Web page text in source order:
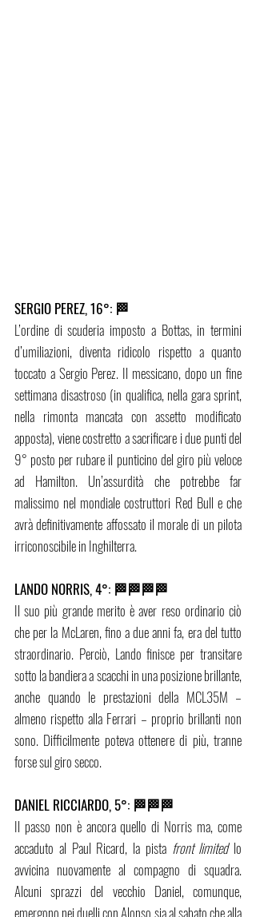
SERGIO PEREZ, 16°: 🏁
L’ordine di scuderia imposto a Bottas, in termini
d’umiliazioni, diventa ridicolo rispetto a quanto
toccato a Sergio Perez. Il messicano, dopo un fine
settimana disastroso (in qualifica, nella gara sprint,
nella rimonta mancata con assetto modificato
apposta), viene costretto a sacrificare i due punti del
9° posto per rubare il punticino del giro più veloce
ad Hamilton. Un’assurdità che potrebbe far
malissimo nel mondiale costruttori Red Bull e che
avrà definitivamente affossato il morale di un pilota
irriconoscibile in Inghilterra.
LANDO NORRIS, 4°: 🏁🏁🏁🏁
Il suo più grande merito è aver reso ordinario ciò
che per la McLaren, fino a due anni fa, era del tutto
straordinario. Perciò, Lando finisce per transitare
sotto la bandiera a scacchi in una posizione brillante,
anche quando le prestazioni della MCL35M –
almeno rispetto alla Ferrari – proprio brillanti non
sono. Difficilmente poteva ottenere di più, tranne
forse sul giro secco.
DANIEL RICCIARDO, 5°: 🏁🏁🏁
Il passo non è ancora quello di Norris ma, come
accaduto al Paul Ricard, la pista front limited lo
avvicina nuovamente al compagno di squadra.
Alcuni sprazzi del vecchio Daniel, comunque,
emergono nei duelli con Alonso sia al sabato che alla